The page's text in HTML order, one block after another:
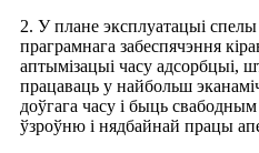
2. У плане эксплуатацыі
праграмнага забеспячэння
аптымізацыі часу адсорбцыі,
працаваць у найбольш
доўгага часу і быць
ўзроўню і нядбайнай працы